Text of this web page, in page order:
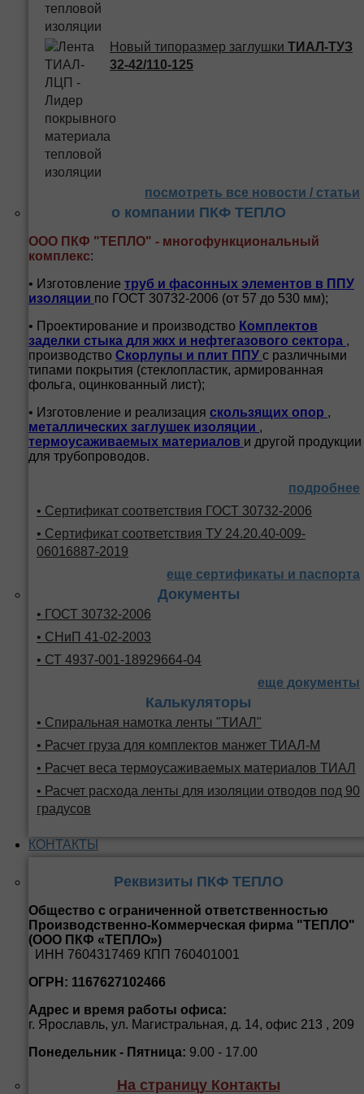
Новый типоразмер заглушки ТИАЛ-ТУЗ
32-42/110-125
посмотреть все новости / статьи
о компании ПКФ ТЕПЛО
ООО ПКФ "ТЕПЛО" - многофункциональный
комплекс:
• Изготовление труб и фасонных элементов в ППУ
изоляции по ГОСТ 30732-2006 (от 57 до 530 мм);
• Проектирование и производство Комплектов
заделки стыка для жкх и нефтегазового сектора ,
производство Скорлупы и плит ППУ с различными
типами покрытия (стеклопластик, армированная
фольга, оцинкованный лист);
• Изготовление и реализация скользящих опор ,
металлических заглушек изоляции ,
термоусаживаемых материалов и другой продукции
для трубопроводов.
подробнее
• Сертификат соответствия ГОСТ 30732-2006
• Сертификат соответствия ТУ 24.20.40-009-
06016887-2019
еще сертификаты и паспорта
Документы
• ГОСТ 30732-2006
• СНиП 41-02-2003
• СТ 4937-001-18929664-04
еще документы
Калькуляторы
• Спиральная намотка ленты "ТИАЛ"
• Расчет груза для комплектов манжет ТИАЛ-М
• Расчет веса термоусаживаемых материалов ТИАЛ
• Расчет расхода ленты для изоляции отводов под 90
градусов
КОНТАКТЫ
Реквизиты ПКФ ТЕПЛО
Общество с ограниченной ответственностью
Производственно-Коммерческая фирма "ТЕПЛО"
(ООО ПКФ «ТЕПЛО»)
ИНН 7604317469 КПП 760401001
ОГРН: 1167627102466
Адрес и время работы офиса:
г. Ярославль, ул. Магистральная, д. 14, офис 213 , 209
Понедельник - Пятница: 9.00 - 17.00
На страницу Контакты